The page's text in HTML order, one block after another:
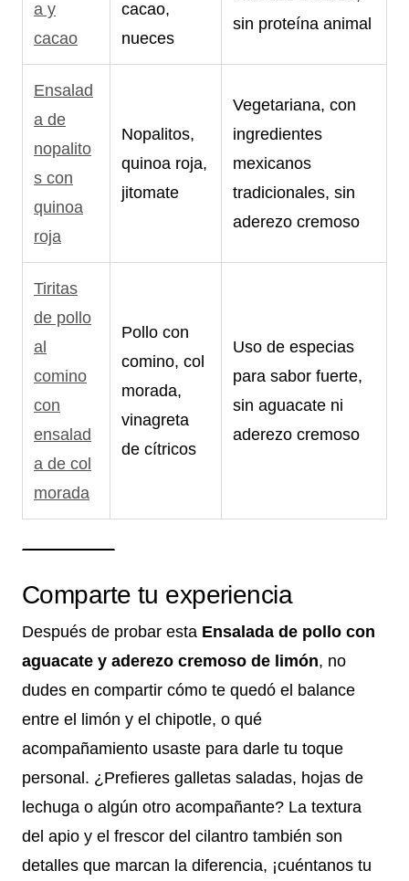
a y
cacao
cacao,
nueces
sin proteína animal
Ensalad
a de
nopalito
s con
quinoa
roja
Nopalitos,
quinoa roja,
jitomate
Vegetariana, con
ingredientes
mexicanos
tradicionales, sin
aderezo cremoso
Tiritas
de pollo
al
comino
con
ensalad
a de col
morada
Pollo con
comino, col
morada,
vinagreta
de cítricos
Uso de especias
para sabor fuerte,
sin aguacate ni
aderezo cremoso
Comparte tu experiencia
Después de probar esta Ensalada de pollo con
aguacate y aderezo cremoso de limón, no
dudes en compartir cómo te quedó el balance
entre el limón y el chipotle, o qué
acompañamiento usaste para darle tu toque
personal. ¿Prefieres galletas saladas, hojas de
lechuga o algún otro acompañante? La textura
del apio y el frescor del cilantro también son
detalles que marcan la diferencia, ¡cuéntanos tu